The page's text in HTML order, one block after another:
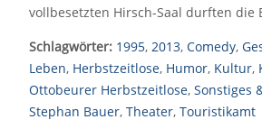
vollbesetzten Hirsch-Saal durften die
Schlagwörter: 1995, 2013, Comedy,
Leben, Herbstzeitlose, Humor, Kultur,
Ottobeurer Herbstzeitlose, Sonstiges
Stephan Bauer, Theater, Touristikamt